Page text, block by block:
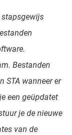
Bestanden
STA wanneer er
een geüpdatet
je de nieuwe
van de